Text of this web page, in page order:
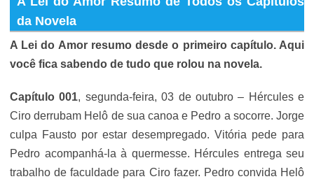
da Novela
A Lei do Amor resumo desde o primeiro capítulo. Aqui
você fica sabendo de tudo que rolou na novela.
Capítulo 001, segunda-feira, 03 de outubro – Hércules e
Ciro derrubam Helô de sua canoa e Pedro a socorre. Jorge
culpa Fausto por estar desempregado. Vitória pede para
Pedro acompanhá-la à quermesse. Hércules entrega seu
trabalho de faculdade para Ciro fazer. Pedro convida Helô